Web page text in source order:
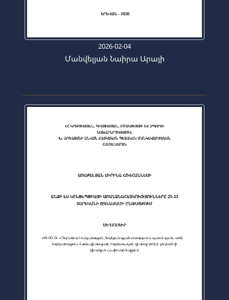
2026-02-04
Մանվելյան Նաիրա Արայի